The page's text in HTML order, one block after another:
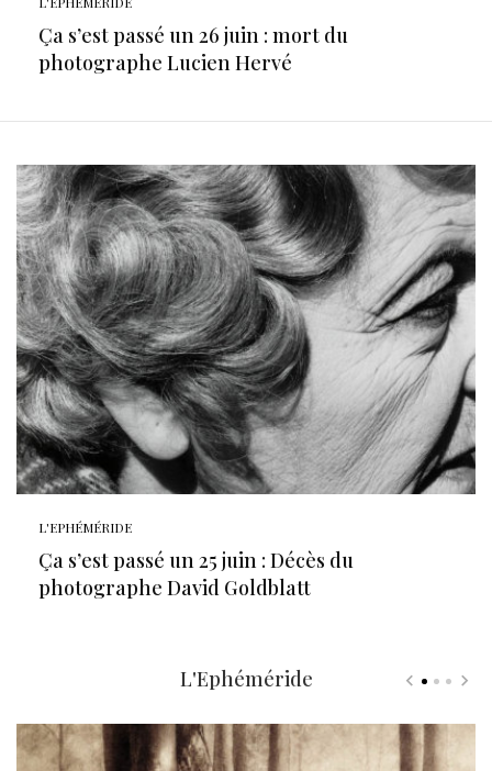
Ça s’est passé un 26 juin : mort du
photographe Lucien Hervé
L'EPHÉMÉRIDE
Ça s’est passé un 25 juin : Décès du
photographe David Goldblatt
L'Ephéméride